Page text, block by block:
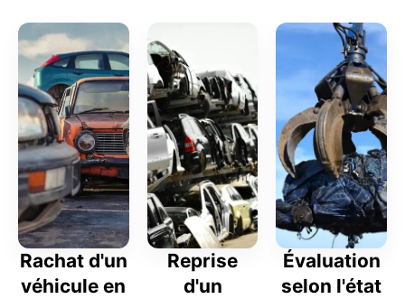
Rachat d'un
véhicule en
Reprise
d'un
Évaluation
selon l'état